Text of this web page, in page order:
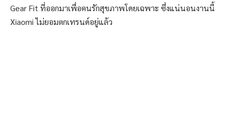
Gear Fit ที่ออกมาเพื่อคนรักสุขภาพโดยเฉพาะ ซึ่งแน่นอนงานนี้
Xiaomi ไม่ยอมตกเทรนด์อยู่แล้ว